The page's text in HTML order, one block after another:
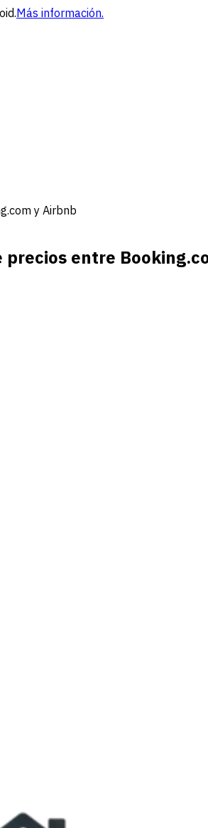
Más información.
y Airbnb
entre